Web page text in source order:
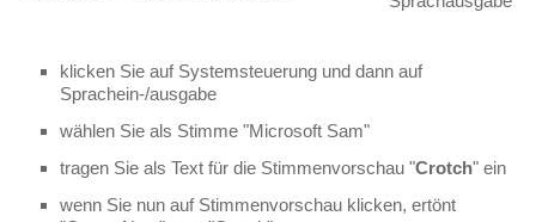
klicken Sie auf Systemsteuerung und dann auf
Sprachein-/ausgabe
wählen Sie als Stimme "Microsoft Sam"
tragen Sie als Text für die Stimmenvorschau "Crotch" ein
wenn Sie nun auf Stimmenvorschau klicken, ertönt